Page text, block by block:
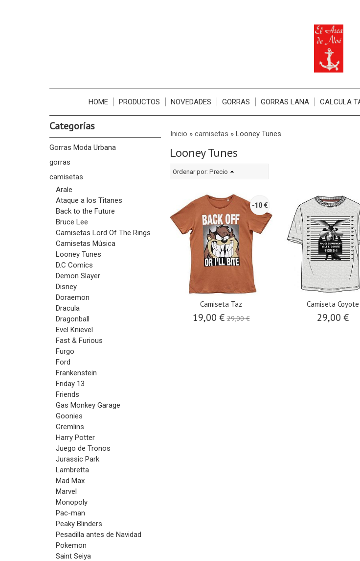
HOME PRODUCTOS NOVEDADES GORRAS GORRAS LANA CALCULA
Categorías
Gorras Moda Urbana
gorras
camisetas
Arale
Ataque a los Titanes
Back to the Future
Bruce Lee
Camisetas Lord Of The Rings
Camisetas Música
Looney Tunes
D.C Comics
Demon Slayer
Disney
Doraemon
Dracula
Dragonball
Evel Knievel
Fast & Furious
Furgo
Ford
Frankenstein
Friday 13
Friends
Gas Monkey Garage
Goonies
Gremlins
Harry Potter
Juego de Tronos
Jurassic Park
Lambretta
Mad Max
Marvel
Monopoly
Pac-man
Peaky Blinders
Pesadilla antes de Navidad
Pokemon
Saint Seiya
Inicio » camisetas » Looney Tunes
Looney Tunes
Ordenar por: Precio
-10 €
Camiseta Taz
19,00 €29,00 €
Camiseta Coyote
29,00 €